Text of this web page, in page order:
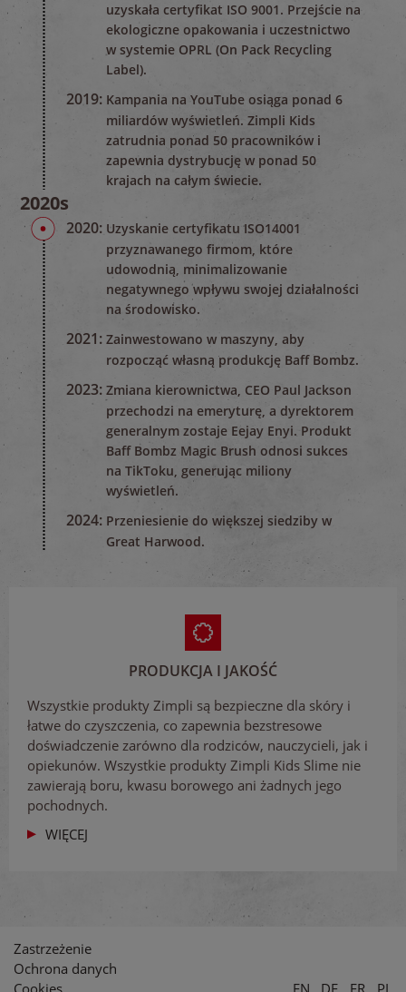
uzyskała certyfikat ISO 9001. Przejście na
ekologiczne opakowania i uczestnictwo
w systemie OPRL (On Pack Recycling
Label).
2019: Kampania na YouTube osiąga ponad 6
miliardów wyświetleń. Zimpli Kids
zatrudnia ponad 50 pracowników i
zapewnia dystrybucję w ponad 50
krajach na całym świecie.
2020s
2020: Uzyskanie certyfikatu ISO14001
przyznawanego firmom, które
udowodnią, minimalizowanie
negatywnego wpływu swojej działalności
na środowisko.
2021: Zainwestowano w maszyny, aby
rozpocząć własną produkcję Baff Bombz.
2023: Zmiana kierownictwa, CEO Paul Jackson
przechodzi na emeryturę, a dyrektorem
generalnym zostaje Eejay Enyi. Produkt
Baff Bombz Magic Brush odnosi sukces
na TikToku, generując miliony
wyświetleń.
2024: Przeniesienie do większej siedziby w
Great Harwood.
PRODUKCJA I JAKOŚĆ
Wszystkie produkty Zimpli są bezpieczne dla skóry i
łatwe do czyszczenia, co zapewnia bezstresowe
doświadczenie zarówno dla rodziców, nauczycieli, jak i
opiekunów. Wszystkie produkty Zimpli Kids Slime nie
zawierają boru, kwasu borowego ani żadnych jego
pochodnych.
WIĘCEJ
Zastrzeżenie
Ochrona danych
Cookies
EN DE FR PL